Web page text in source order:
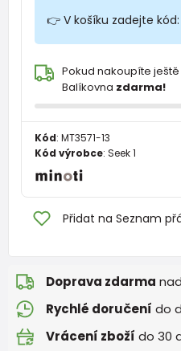
👉 V košíku zadejte kód:
Pokud nakoupíte ještě
Balíkovna zdarma!
Kód: MT3571-13
Kód výrobce: Seek 1
Přidat na Seznam
Doprava zdarma
Rychlé doručení do
Vrácení zboží do 30